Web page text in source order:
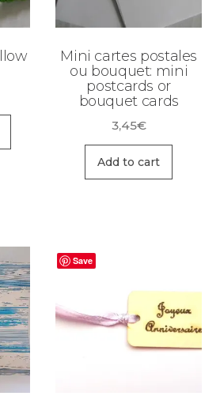
Mini cartes postales
ou bouquet: mini
postcards or
bouquet cards
3,45€
Add to cart
Save